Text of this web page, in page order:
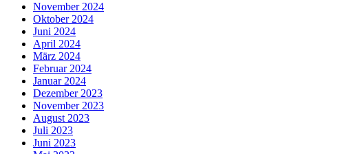
November 2024
Oktober 2024
Juni 2024
April 2024
März 2024
Februar 2024
Januar 2024
Dezember 2023
November 2023
August 2023
Juli 2023
Juni 2023